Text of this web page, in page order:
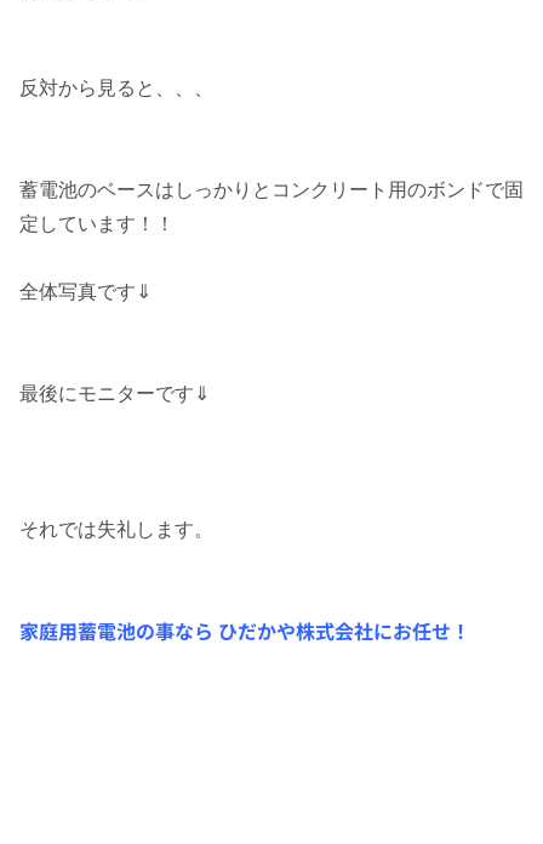
反対から見ると、、、
蓄電池のベースはしっかりとコンクリート用のボンドで固
定しています！！
全体写真です⇓
最後にモニターです⇓
それでは失礼します。
家庭用蓄電池の事なら ひだかや株式会社にお任せ！